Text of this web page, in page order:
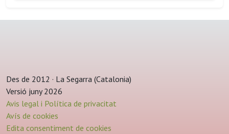
Des de 2012 · La Segarra (Catalonia)
Versió juny 2026
Avis legal i Política de privacitat
Avís de cookies
Edita consentiment de cookies